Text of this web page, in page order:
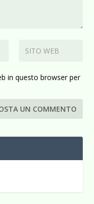
in questo browser per